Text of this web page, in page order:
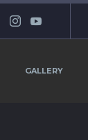
GALLERY